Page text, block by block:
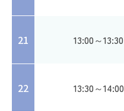
21 13:00～13:30
22 13:30～14:00